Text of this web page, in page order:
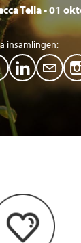
Tella 01
insamlingen:
T
w
e
L
i
I
M